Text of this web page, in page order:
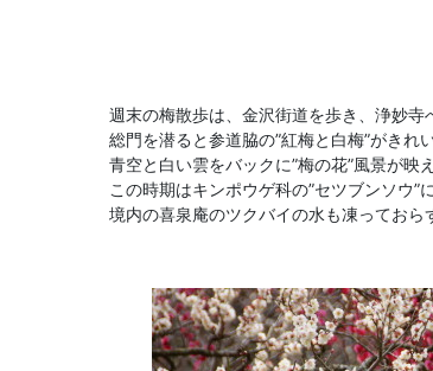
週末の梅散歩は、金沢街道を歩き、浄妙寺
総門を潜ると参道脇の”紅梅と白梅”がきれ
青空と白い雲をバックに”梅の花”風景が映
この時期はキンポウゲ科の”セツブンソウ”
境内の喜泉庵のツクバイの水も凍っておら